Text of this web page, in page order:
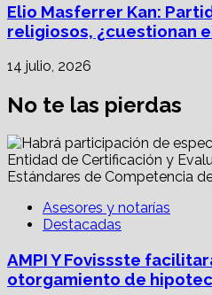
Elio Masferrer Kan:
religiosos, ¿cuestionan
14 julio, 2026
No te las pierdas
Asesores y notarías
Destacadas
AMPI Y Fovissste
otorgamiento de